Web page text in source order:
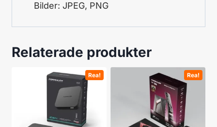
Bilder: JPEG, PNG
Relaterade produkter
Rea! Rea!